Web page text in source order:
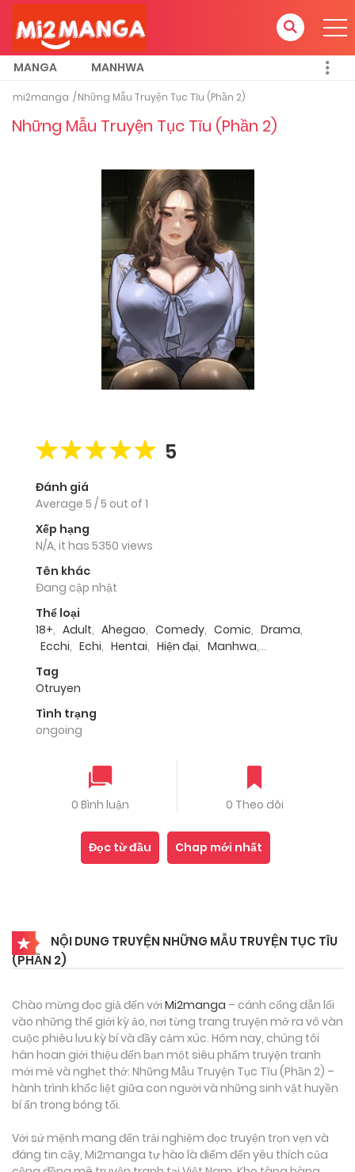
MANGA MANHWA
mi2manga Những Mẫu Truyện Tục Tĩu (Phần 2)
Những Mẫu Truyện Tục Tĩu (Phần 2)
5
Đánh giá
Average 5 /5 out of 1
Xếp hạng
N/A, it has 5350 views
Tên khác
Đang cập nhật
Thể loại
18+, Adult, Ahegao, Comedy, Comic, Drama,
Ecchi, Echi, Hentai, Hiện đại, Manhwa,
Truyện tranh
Tag
Otruyen
Tình trạng
ongoing
0 Bình luận 0 Theo dõi
Đọc từ đầu Chap mới nhất
NỘI DUNG TRUYỆN NHỮNG MẪU TRUYỆN TỤC TĨU
(PHẦN 2)
Chào mừng đọc giả đến với Mi2manga – cánh cổng dẫn lối
vào những thế giới kỳ ảo, nơi từng trang truyện mở ra vô vàn
cuộc phiêu lưu kỳ bí và đầy cảm xúc. Hôm nay, chúng tôi
hân hoan giới thiệu đến bạn một siêu phẩm truyện tranh
mới mẻ và nghẹt thở: Những Mẫu Truyện Tục Tĩu (Phần 2) –
hành trình khốc liệt giữa con người và những sinh vật huyền
bí ẩn trong bóng tối.
Với sứ mệnh mang đến trải nghiệm đọc truyện trọn vẹn và
đáng tin cậy, Mi2manga tự hào là điểm đến yêu thích của